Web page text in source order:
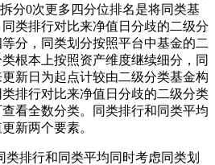
分0次更多四分位排名是将同类基
类排行对比来净值日分歧的二级分
分，同类划分按照平台中基金的二
根本上按照资产维度继续细分，同
新日为起点计较由二级分类基金构
排行对比来净值日分歧的二级分类
看全数分类。同类排行和同类平均
新两个要素。
排行和同类平均同时考虑同类划